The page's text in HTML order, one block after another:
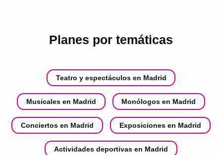
Planes por temáticas
Teatro y espectáculos en Madrid
Musicales en Madrid Monólogos en Madrid
Conciertos en Madrid Exposiciones en Madrid
Actividades deportivas en Madrid